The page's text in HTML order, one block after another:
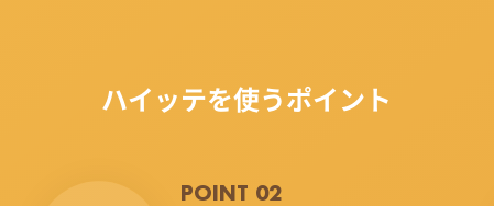
ハイッテを使うポイント
POINT 02